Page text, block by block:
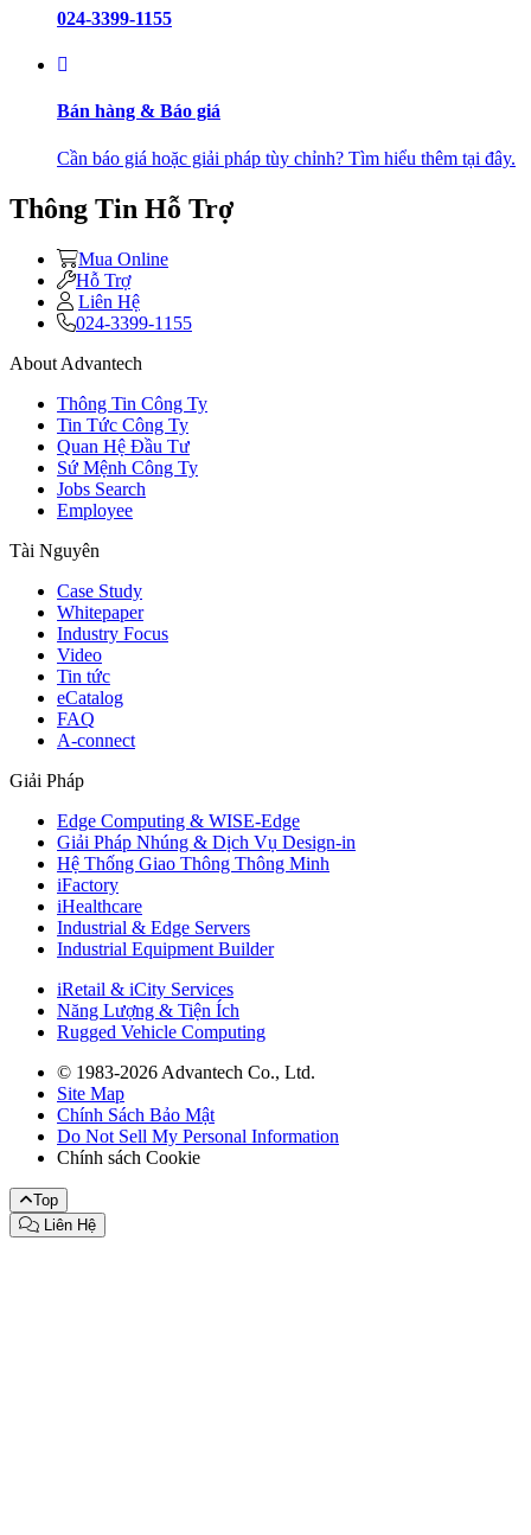
024-3399-1155
Bán hàng & Báo giá
Cần báo giá hoặc giải pháp tùy chỉnh? Tìm hiểu thêm tại đây.
Thông Tin Hỗ Trợ
Mua Online
Hỗ Trợ
Liên Hệ
024-3399-1155
About Advantech
Thông Tin Công Ty
Tin Tức Công Ty
Quan Hệ Đầu Tư
Sứ Mệnh Công Ty
Jobs Search
Employee
Tài Nguyên
Case Study
Whitepaper
Industry Focus
Video
Tin tức
eCatalog
FAQ
A-connect
Giải Pháp
Edge Computing & WISE-Edge
Giải Pháp Nhúng & Dịch Vụ Design-in
Hệ Thống Giao Thông Thông Minh
iFactory
iHealthcare
Industrial & Edge Servers
Industrial Equipment Builder
iRetail & iCity Services
Năng Lượng & Tiện Ích
Rugged Vehicle Computing
© 1983-2026 Advantech Co., Ltd.
Site Map
Chính Sách Bảo Mật
Do Not Sell My Personal Information
Chính sách Cookie
Top
Liên Hệ